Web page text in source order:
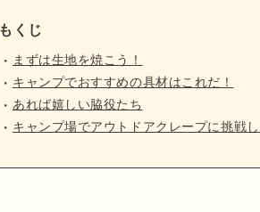
もくじ
まずは生地を焼こう！
キャンプでおすすめの具材はこれだ！
あれば嬉しい脇役たち
キャンプ場でアウトドアクレープに挑戦